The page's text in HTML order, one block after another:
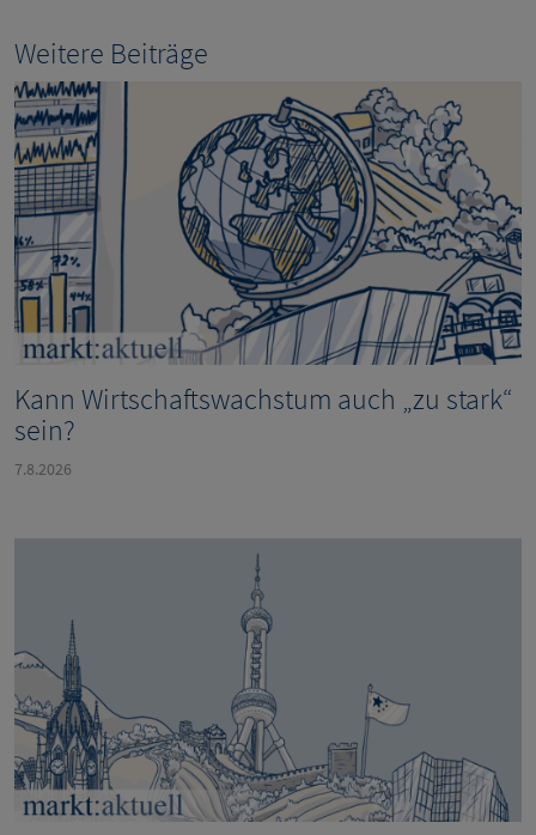
Weitere Beiträge
Kann Wirtschaftswachstum auch „zu stark“
sein?
7.8.2026